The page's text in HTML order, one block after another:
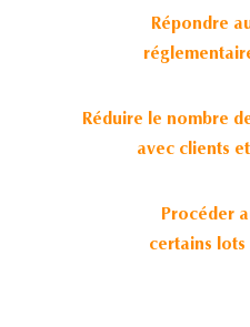
Répondre
Réduire le nombre
avec clients
Procéder
certains